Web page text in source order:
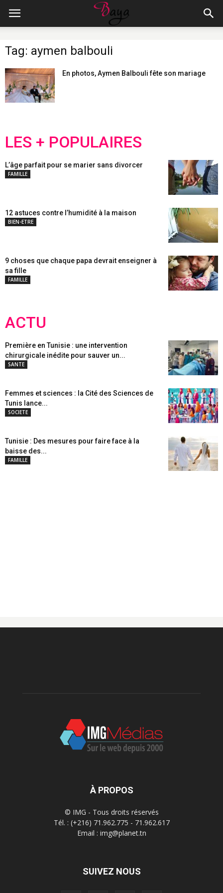
Tag: aymen balbouli
En photos, Aymen Balbouli fête son mariage
LES + POPULAIRES
L’âge parfait pour se marier sans divorcer
FAMILLE
12 astuces contre l’humidité à la maison
BIEN-ETRE
9 choses que chaque papa devrait enseigner à
sa fille
FAMILLE
ACTU
Première en Tunisie : une intervention
chirurgicale inédite pour sauver un...
SANTE
Femmes et sciences : la Cité des Sciences de
Tunis lance...
SOCIETE
Tunisie : Des mesures pour faire face à la
baisse des...
FAMILLE
À PROPOS
© IMG - Tous droits réservés
Tél. : (+216) 71.962.775 - 71.962.617
Email : img@planet.tn
SUIVEZ NOUS